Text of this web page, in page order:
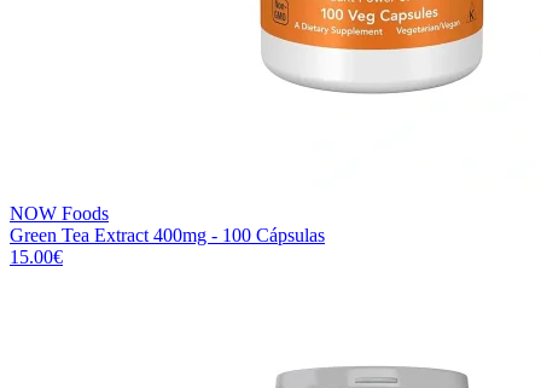
NOW Foods
Green Tea Extract 400mg - 100 Cápsulas
15.00€